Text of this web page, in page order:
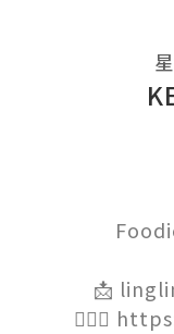
📩
🙋🏻‍♀️